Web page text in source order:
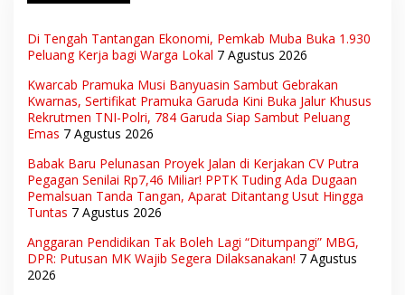
Di Tengah Tantangan Ekonomi, Pemkab Muba Buka 1.930
Peluang Kerja bagi Warga Lokal 7 Agustus 2026
Kwarcab Pramuka Musi Banyuasin Sambut Gebrakan
Kwarnas, Sertifikat Pramuka Garuda Kini Buka Jalur Khusus
Rekrutmen TNI-Polri, 784 Garuda Siap Sambut Peluang
Emas 7 Agustus 2026
Babak Baru Pelunasan Proyek Jalan di Kerjakan CV Putra
Pegagan Senilai Rp7,46 Miliar! PPTK Tuding Ada Dugaan
Pemalsuan Tanda Tangan, Aparat Ditantang Usut Hingga
Tuntas 7 Agustus 2026
Anggaran Pendidikan Tak Boleh Lagi “Ditumpangi” MBG,
DPR: Putusan MK Wajib Segera Dilaksanakan! 7 Agustus
2026